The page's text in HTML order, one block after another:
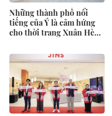
Những thành phố nổi
tiếng của Ý là cảm hứng
cho thời trang Xuân Hè